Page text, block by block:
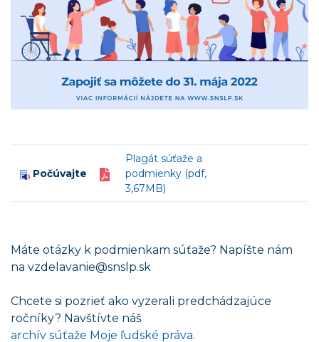
Počúvajte
Plagát súťaže a
podmienky (pdf,
3,67MB)
Máte otázky k podmienkam súťaže? Napíšte nám
na vzdelavanie@snslp.sk
Chcete si pozrieť ako vyzerali predchádzajúce
ročníky? Navštívte náš
archív súťaže Moje ľudské práva.